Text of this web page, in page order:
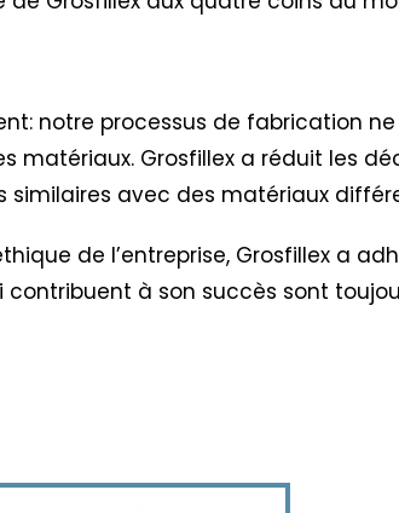
notre processus de fabrication
Grosfillex a réduit les
similaires avec des matériaux
de l’entreprise, Grosfillex a
contribuent à son succès sont